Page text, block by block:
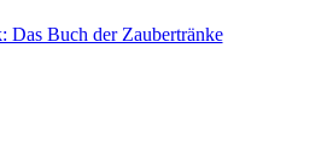
Das Buch der Zaubertränke